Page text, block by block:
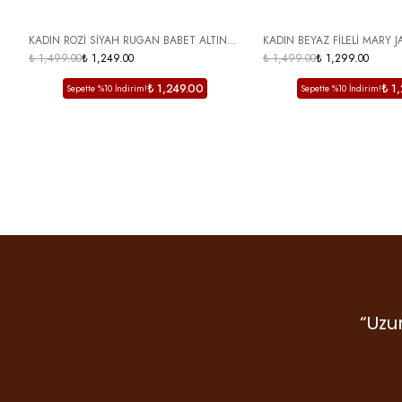
ÜCRETSİZ KARGO
KADIN ROZİ SİYAH RUGAN BABET ALTIN
TROP DETAYLI ARKA AÇIK
₺ 1,499.00₺ 1,249.00
Sepette %10 İndirim!₺ 1,249.00
ÜCRETSİZ KARGO
KADIN BEYAZ FİLELİ MARY
TOKALI YUVARLAK BURUN
AYAKKABI VALENCİA
₺ 1,499.00₺ 1,299.00
Sepette %10 İndirim!₺